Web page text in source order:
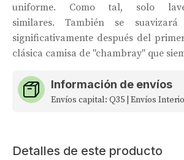
uniforme. Como tal, solo
similares. También se
significativamente después del
clásica camisa de "chambray" que
Información de envíos
Envíos capital: Q35 | Envíos
Detalles de este producto